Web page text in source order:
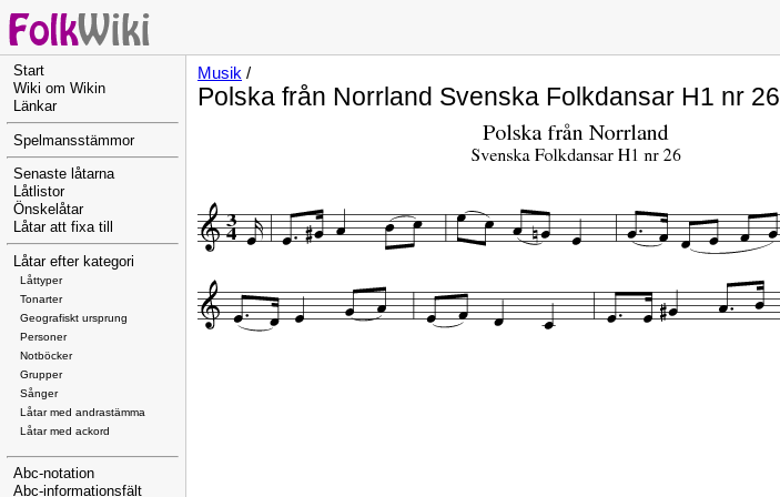
Start
Wiki om Wikin
Länkar
Spelmansstämmor
Senaste låtarna
Låtlistor
Önskelåtar
Låtar att fixa till
Låtar efter kategori
Låttyper
Tonarter
Geografiskt ursprung
Personer
Notböcker
Grupper
Sånger
Låtar med andrastämma
Låtar med ackord
Abc-notation
Abc-informationsfält
Musik /
Polska från Norrland Svenska Folkdansar H1 nr 26